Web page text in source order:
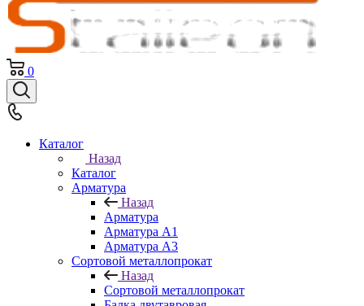
0
Каталог
Назад
Каталог
Арматура
Назад
Арматура
Арматура A1
Арматура А3
Сортовой металлопрокат
Назад
Сортовой металлопрокат